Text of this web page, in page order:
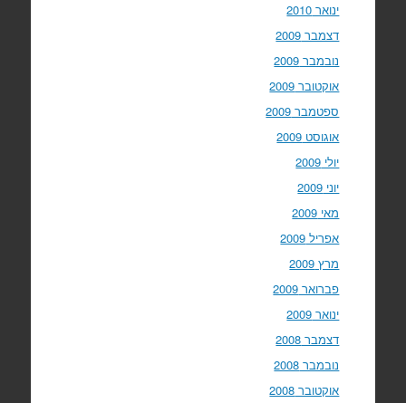
ינואר 2010
דצמבר 2009
נובמבר 2009
אוקטובר 2009
ספטמבר 2009
אוגוסט 2009
יולי 2009
יוני 2009
מאי 2009
אפריל 2009
מרץ 2009
פברואר 2009
ינואר 2009
דצמבר 2008
נובמבר 2008
אוקטובר 2008